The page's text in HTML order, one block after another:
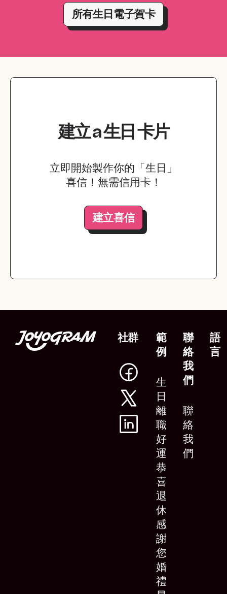
所有生日電子賀卡
建立a生日 卡片
立即開始製作你的「生日」
喜信！無需信用卡！
建立喜信
社群
範
例
生
日
離
職
好
運
恭
喜
退
休
感
謝
您
婚
禮
聯
絡
我
們
聯
絡
我
們
語
言